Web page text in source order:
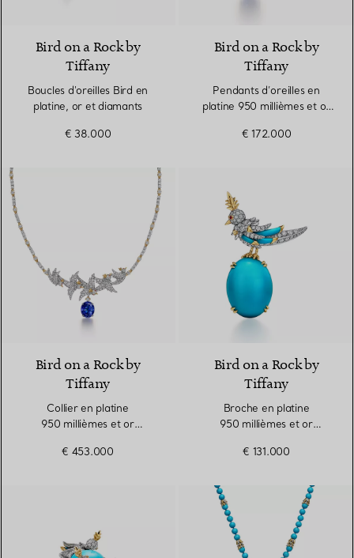
Bird on a Rock by
Tiffany
Boucles d'oreilles Bird en
platine, or et diamants
€ 38.000
Bird on a Rock by
Tiffany
Pendants d’oreilles en
platine 950 millièmes et or
€ 172.000
Bird on a Rock by
Tiffany
Collier en platine
950 millièmes et or
diamants
€ 453.000
Bird on a Rock by
Tiffany
Broche en platine
950 millièmes et or
diamants
€ 131.000